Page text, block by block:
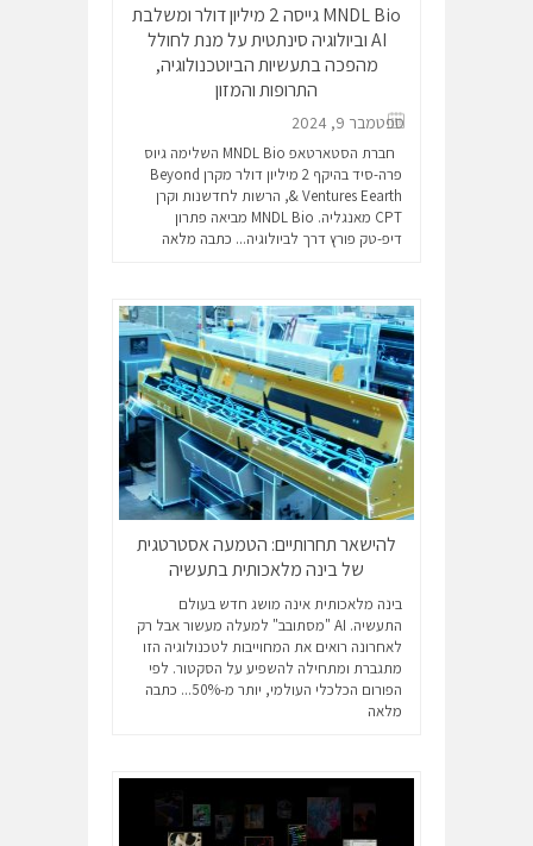
MNDL Bio גייסה 2 מיליון דולר ומשלבת
AI וביולוגיה סינתטית על מנת לחולל
מהפכה בתעשיות הביוטכנולוגיה,
התרופות והמזון
ספטמבר 9, 2024
חברת הסטארטאפ MNDL Bio השלימה גיוס
פרה-סיד בהיקף 2 מיליון דולר מקרן Beyond
Ventures Eearth &, הרשות לחדשנות וקרן
CPT מאנגליה. MNDL Bio מביאה פתרון
דיפ-טק פורץ דרך לביולוגיה... כתבה מלאה
להישאר תחרותיים: הטמעה אסטרטגית
של בינה מלאכותית בתעשיה
בינה מלאכותית אינה מושג חדש בעולם
התעשיה. AI "מסתובב" למעלה מעשור אבל רק
לאחרונה רואים את המחוייבות לטכנולוגיה הזו
מתגברת ומתחילה להשפיע על הסקטור. לפי
הפורום הכלכלי העולמי, יותר מ-50%...
כתבה
מלאה